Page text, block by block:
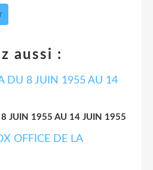
aussi :
8 JUIN 1955 AU 14 JUIN 1955